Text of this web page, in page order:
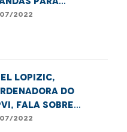
para
2022
Lopizic,
do
fala sobre
de violência
2022